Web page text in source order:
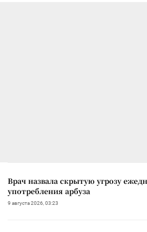
Врач назвала скрытую угрозу
употребления арбуза
9 августа 2026, 03:23